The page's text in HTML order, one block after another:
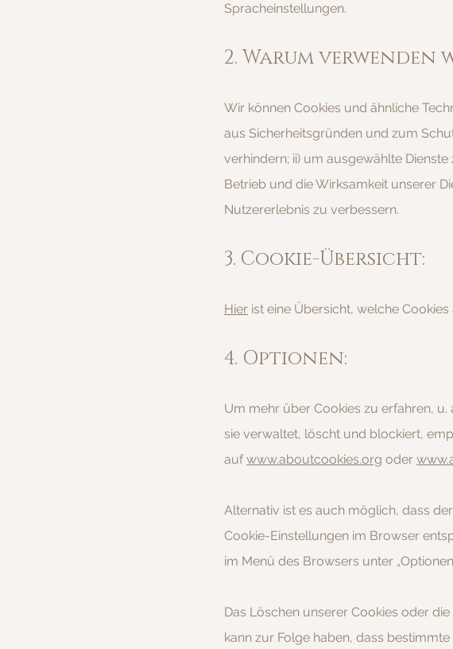
Spracheinstellungen.
2. Warum verwenden
Wir können Cookies und ähnliche
aus Sicherheitsgründen und zum
verhindern; ii) um ausgewählte
Betrieb und die Wirksamkeit unserer
Nutzererlebnis zu verbessern.
3. Cookie-Übersicht:
Hier ist eine Übersicht, welche
4. Optionen:
Um mehr über Cookies zu erfahren,
sie verwaltet, löscht und blockiert,
aufwww.aboutcookies.org oder
Alternativ ist es auch möglich, dass
Cookie-Einstellungen im Browser
im Menü des Browsers unter
Das Löschen unserer Cookies oder
kann zur Folge haben, dass